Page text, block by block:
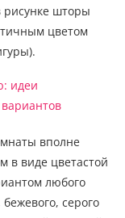
рисунке шторы
цветом
вполне
в виде цветастой
любого
серого